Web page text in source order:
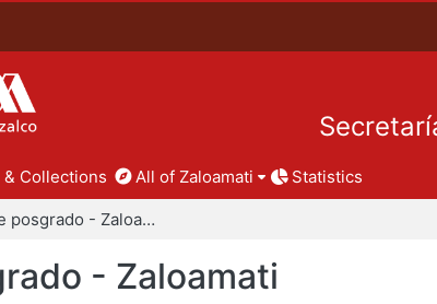
Collections All of Zaloamati Statistics
Tesis de posgrado - Zaloamati
- Zaloamati